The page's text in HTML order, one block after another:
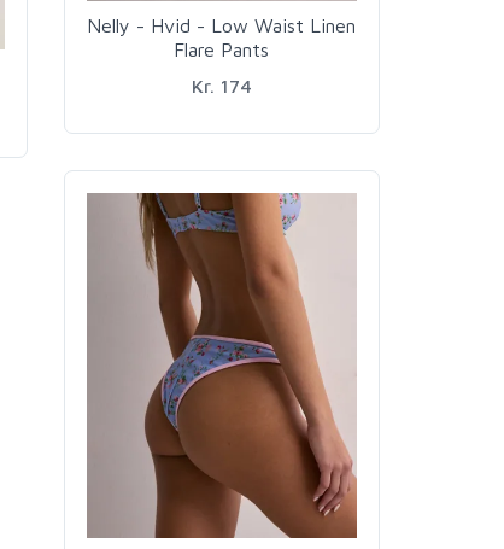
Nelly - Hvid - Low Waist Linen
Flare Pants
Kr. 174